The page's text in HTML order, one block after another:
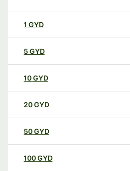
1 GYD
5 GYD
10GYD
20GYD
50GYD
100GYD